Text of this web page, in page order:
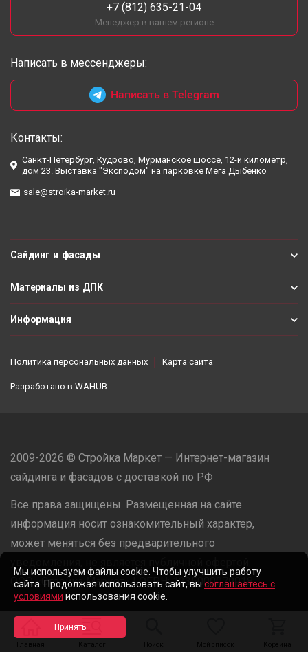
Главная Каталог Поиск Мой список Корзина
+7 (812) 635-21-04
Менеджер в вашем регионе
Написать в мессенджеры:
Написать в Telegram
Контакты:
Санкт-Петербург, Кудрово, Мурманское шоссе, 12-й километр,
дом 23. Выставка "Эксподом" на парковке Мега Дыбенко
sale@stroika-market.ru
Сайдинг и фасады
Материалы из ДПК
Информация
Политика персональных данных Карта сайта
Разработано в WAHUB
2009-2026 © Стройка Маркет — Интернет-магазин
сайдинга и фасадов с доставкой по РФ
Все права защищены. Размещенная на сайте
информация носит ознакомительный характер,
может меняться без предварительного
ООО «Стройка Маркет» | ОГРН: 1235000079918
Разработано в
Мы используем файлы cookie. Чтобы улучшить работу
сайта. Продолжая использовать сайт, вы соглашаетесь с
условиями использования cookie.